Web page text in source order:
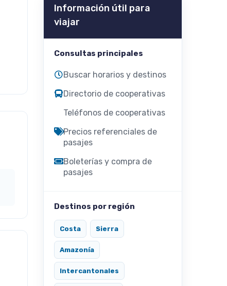
Información útil para
viajar
Consultas principales
Buscar horarios y destinos
Directorio de cooperativas
Teléfonos de cooperativas
Precios referenciales de
pasajes
Boleterías y compra de
pasajes
Destinos por región
Costa Sierra
Amazonía
Intercantonales